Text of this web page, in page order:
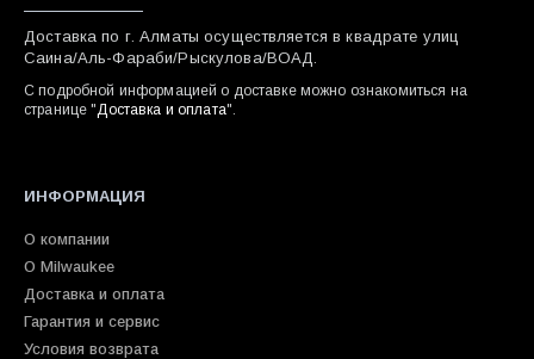
Доставка по г. Алматы осуществляется в квадрате улиц
Саина/Аль-Фараби/Рыскулова/ВОАД.
С подробной информацией о доставке можно ознакомиться на
странице " Доставка и оплата".
ИНФОРМАЦИЯ
О компании
О Milwaukee
Доставка и оплата
Гарантия и сервис
Условия возврата